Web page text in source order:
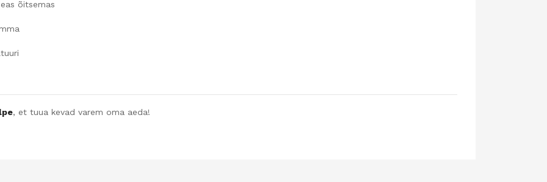
õitsemas
, et tuua kevad varem oma aeda!